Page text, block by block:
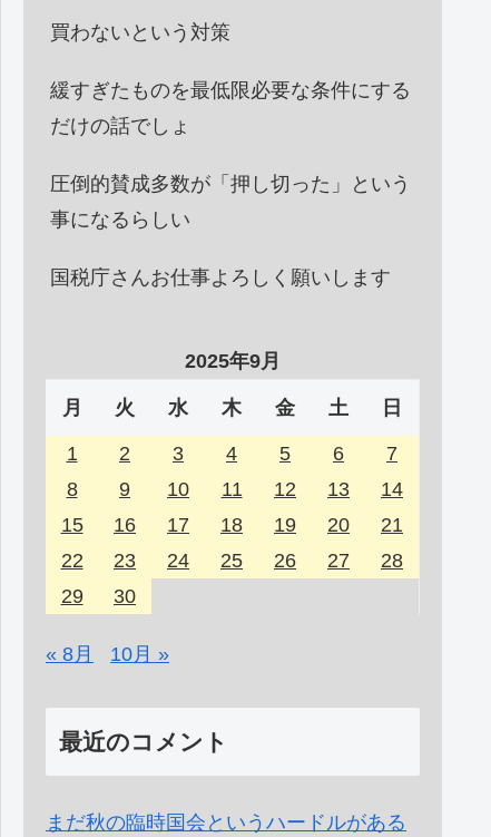
買わないという対策
緩すぎたものを最低限必要な条件にする
だけの話でしょ
圧倒的賛成多数が「押し切った」という
事になるらしい
国税庁さんお仕事よろしく願いします
2025年9月
月 火 水 木 金 土 日
1 2 3 4 5 6
7
8
9 10 11 12 13
14
15
16 17 18 19 20
21
22
23 24 25 26 27
28
29
30
« 8月 10月 »
最近のコメント
まだ秋の臨時国会というハードルがある